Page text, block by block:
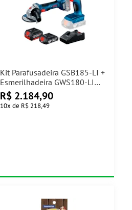
Kit Parafusadeira GSB185-LI +
Esmerilhadeira GWS180-LI
Bosch
R$ 2.184,90
10x de R$ 218,49